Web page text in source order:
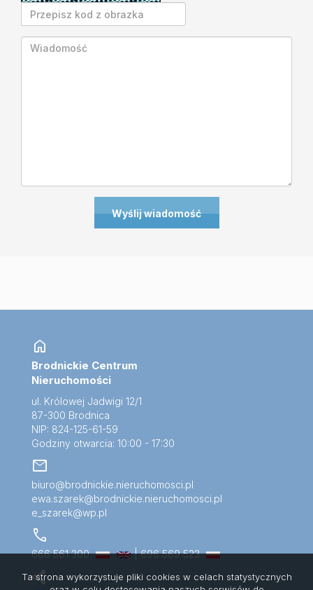
home
Brodnickie Centrum
Nieruchomości
ul. Królowej Jadwigi 12/1
87-300 Brodnica
NIP: 824-125-61-59
Godziny otwarcia: 10:00 - 17:30
mail
biuro@brodnickie.nieruchomosci.pl
ewa.szarek@brodnickie.nieruchomosci.pl
e_szarek@wp.pl
call
666 561 300 | 696 569 523
share
Ta strona wykorzystuje pliki cookies w celach statystycznych